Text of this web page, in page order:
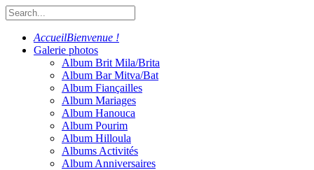
AccueilBienvenue !
Galerie photos
Album Brit Mila/Brita
Album Bar Mitva/Bat
Album Fiançailles
Album Mariages
Album Hanouca
Album Pourim
Album Hilloula
Albums Activités
Album Anniversaires